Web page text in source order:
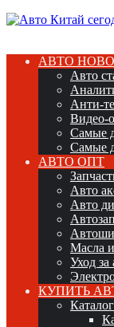
АВТО
Авто
Анти-
Видео-
Самые
Самые
АВТО ОПТ
Авто
Авто
Масла
Уход
КУПИТЬ